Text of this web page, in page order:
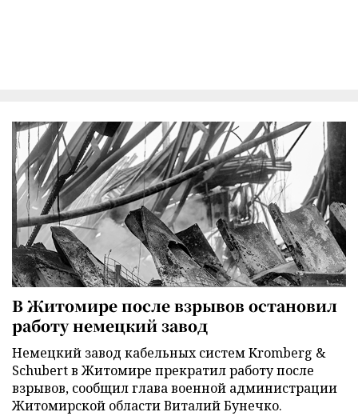
В Житомире после взрывов остановил
работу немецкий завод
Немецкий завод кабельных систем Kromberg &
Schubert в Житомире прекратил работу после
взрывов, сообщил глава военной администрации
Житомирской области Виталий Бунечко.